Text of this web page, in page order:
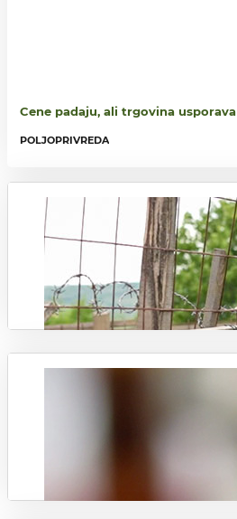
Cene padaju, ali trgovina usporava
POLJOPRIVREDA